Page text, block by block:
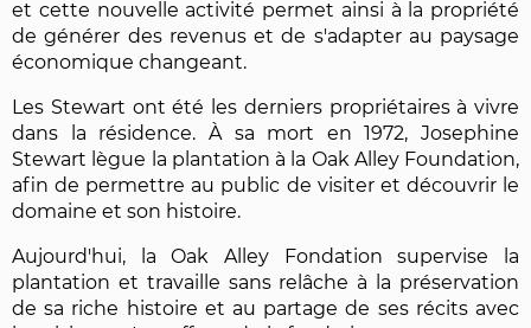
et cette nouvelle activité permet ainsi à la propriété
de générer des revenus et de s'adapter au paysage
économique changeant.
Les Stewart ont été les derniers propriétaires à vivre
dans la résidence. À sa mort en 1972, Josephine
Stewart lègue la plantation à la Oak Alley Foundation,
afin de permettre au public de visiter et découvrir le
domaine et son histoire.
Aujourd'hui, la Oak Alley Fondation supervise la
plantation et travaille sans relâche à la préservation
de sa riche histoire et au partage de ses récits avec